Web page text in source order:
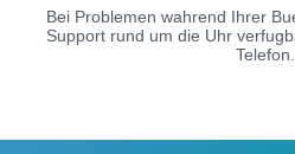
Bei Problemen wahrend Ihrer
Support rund um die Uhr
Telefon.